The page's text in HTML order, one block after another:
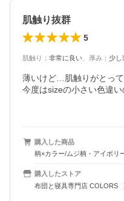
肌触り抜群
5
肌触り ： 非常に良い 厚み ： 少し
薄いけど…肌触りがとって
今度はsizeの小さい色違い
購入した商品
柄×カラー/ムジ柄・アイボリ
購入したストア
布団と寝具専門店 COLORS